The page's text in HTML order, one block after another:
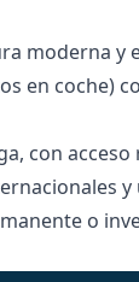
moderna y
en coche)
con
o